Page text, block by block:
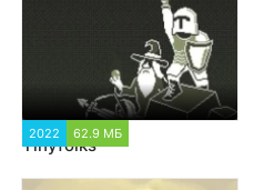
2022 62.9 МБ
Tinyfolks